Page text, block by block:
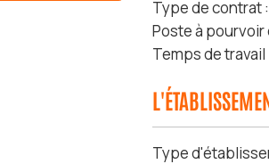
Type de contrat :
Poste à pourvoir
Temps de
Type